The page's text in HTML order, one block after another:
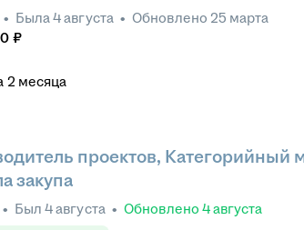
• Была4 августа • Обновлено 25 марта
₽
2 месяца
проектов, Категорийный
закупа
• Был 4 августа • Обновлено 4 августа